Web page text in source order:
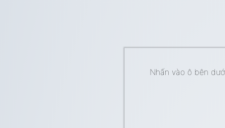
Nhấn vào ô bên